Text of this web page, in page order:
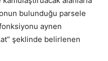
bulunduğu parsele
aynen
şeklinde belirlenen